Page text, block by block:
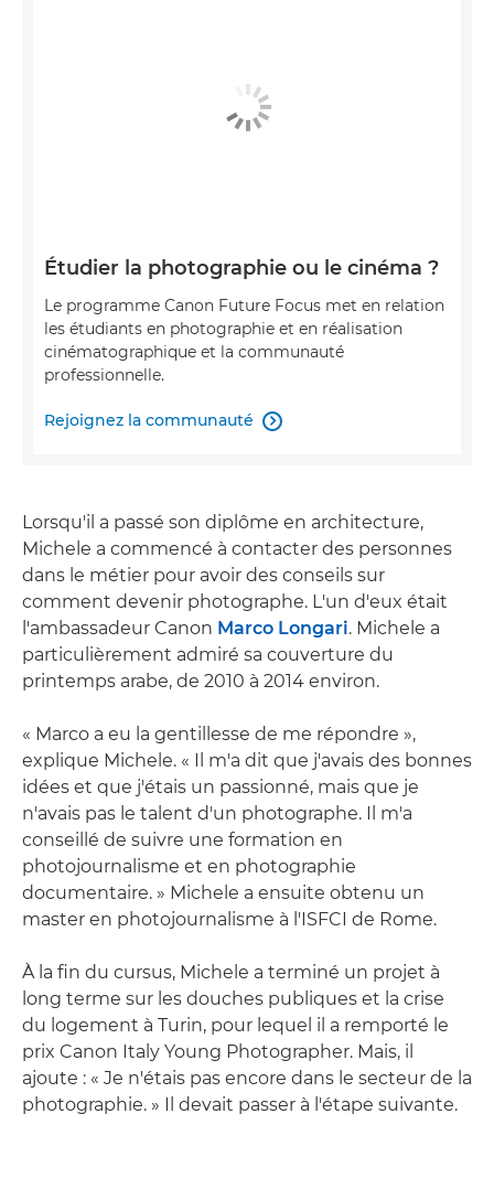
Étudier la photographie ou le cinéma ?
Le programme Canon Future Focus met en relation
les étudiants en photographie et en réalisation
cinématographique et la communauté
professionnelle.
Rejoignez la communauté 
Lorsqu'il a passé son diplôme en architecture,
Michele a commencé à contacter des personnes
dans le métier pour avoir des conseils sur
comment devenir photographe. L'un d'eux était
l'ambassadeur Canon Marco Longari. Michele a
particulièrement admiré sa couverture du
printemps arabe, de 2010 à 2014 environ.
« Marco a eu la gentillesse de me répondre »,
explique Michele. « Il m'a dit que j'avais des bonnes
idées et que j'étais un passionné, mais que je
n'avais pas le talent d'un photographe. Il m'a
conseillé de suivre une formation en
photojournalisme et en photographie
documentaire. » Michele a ensuite obtenu un
master en photojournalisme à l'ISFCI de Rome.
À la fin du cursus, Michele a terminé un projet à
long terme sur les douches publiques et la crise
du logement à Turin, pour lequel il a remporté le
prix Canon Italy Young Photographer. Mais, il
ajoute : « Je n'étais pas encore dans le secteur de la
photographie. » Il devait passer à l'étape suivante.